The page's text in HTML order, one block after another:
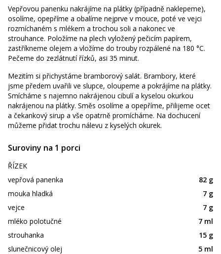
Vepřovou panenku nakrájíme na plátky (případně naklepeme),
osolíme, opepříme a obalíme nejprve v mouce, poté ve vejci
rozmíchaném s mlékem a trochou soli a nakonec ve
strouhance. Položíme na plech vyložený pečicím papírem,
zastříkneme olejem a vložíme do trouby rozpálené na 180 °C.
Pečeme do zezlátnutí řízků, asi 35 minut.
Mezitím si přichystáme bramborový salát. Brambory, které
jsme předem uvařili ve slupce, oloupeme a pokrájíme na plátky.
Smícháme s najemno nakrájenou cibulí a kyselou okurkou
nakrájenou na plátky. Směs osolíme a opepříme, přilijeme ocet
a čekankový sirup a vše opatrně promícháme. Na dochucení
můžeme přidat trochu nálevu z kyselých okurek.
Suroviny na 1 porci
ŘÍZEK
vepřová panenka
82 g
mouka hladká
7 g
vejce
7 g
mléko polotučné
7 ml
strouhanka
15 g
slunečnicový olej
5 ml